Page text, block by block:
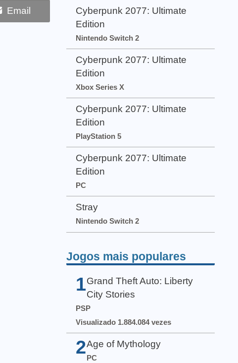
Email
Cyberpunk 2077: Ultimate
Edition
Nintendo Switch 2
Cyberpunk 2077: Ultimate
Edition
Xbox Series X
Cyberpunk 2077: Ultimate
Edition
PlayStation 5
Cyberpunk 2077: Ultimate
Edition
PC
Stray
Nintendo Switch 2
Jogos mais populares
1 Grand Theft Auto: Liberty
City Stories
PSP
Visualizado 1.884.084 vezes
2Age of Mythology
PC